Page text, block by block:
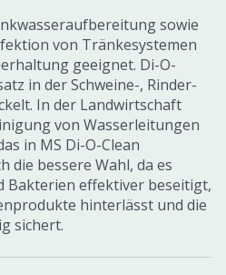
sowie
von Tränkesystemen
geeignet. Di-O-
in der Schweine-, Rinder-
In der Landwirtschaft
von Wasserleitungen
in MS Di-O-Clean
die bessere Wahl, da es
Bakterien effektiver beseitigt,
hinterlässt und die
sichert.